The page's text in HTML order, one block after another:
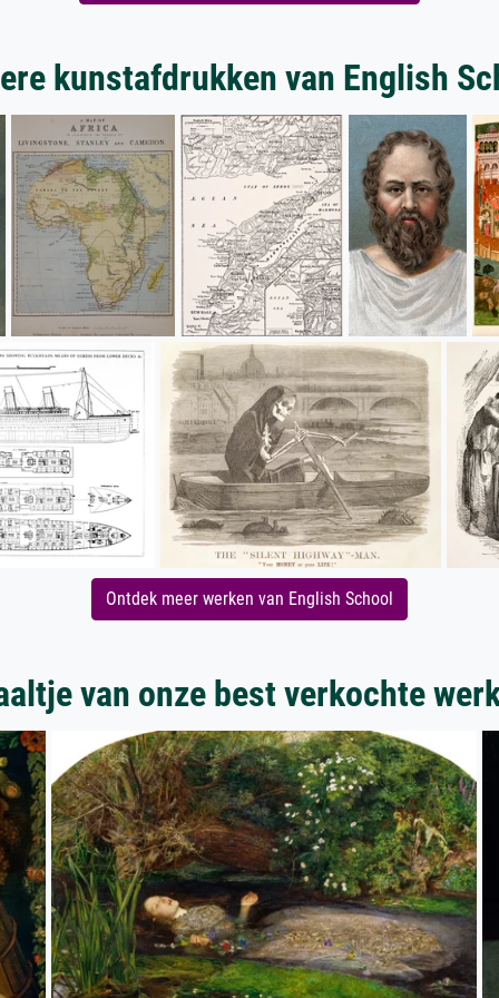
kunstafdrukken van English
Ontdek meer werken van English School
van onze best verkochte